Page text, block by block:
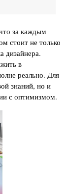
за каждым
стоит не только
дизайнера.
в
реально. Для
знаний, но и
с оптимизмом.